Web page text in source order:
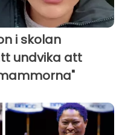
i skolan
undvika att